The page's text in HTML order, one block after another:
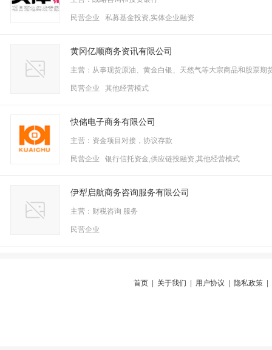
民营企业 私募基金投资,实体企业融资
黄冈亿顺商务资讯有限公司
主营：从事现货原油、黄金白银、天然气等大宗商品和股票期
民营企业 其他经营模式
快储电子商务有限公司
主营：资金项目对接，协议存款
民营企业 银行信托资金,供应链投融资,其他经营模式
伊犁启航商务咨询服务有限公司
主营：财税咨询 服务
民营企业
首页 关于我们 用户协议 隐私政策